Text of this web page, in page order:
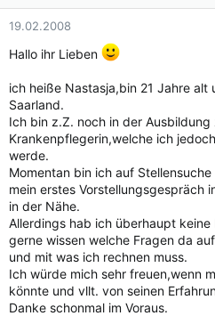
19.02.2008
Hallo ihr Lieben
ich heiße Nastasja,bin 21 Jahre alt
Saarland.
Ich bin z.Z. noch in der
Krankenpflegerin,welche ich
werde.
Momentan bin ich auf
mein erstes Vorstellungsgespräch
in der Nähe.
Allerdings hab ich überhaupt
gerne wissen welche Fragen da
und mit was ich rechnen muss.
Ich würde mich sehr freuen,wenn
könnte und vllt. von seinen
Danke schonmal im Voraus.